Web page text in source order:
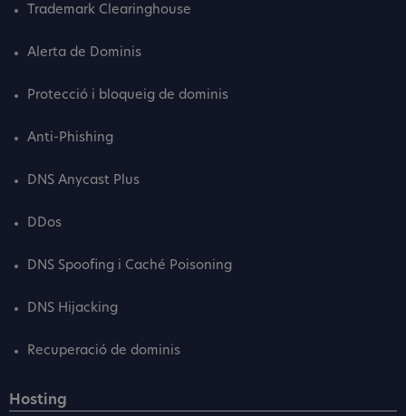
Trademark Clearinghouse
Alerta de Dominis
Protecció i bloqueig de dominis
Anti-Phishing
DNS Anycast Plus
DDos
DNS Spoofing i Caché Poisoning
DNS Hijacking
Recuperació de dominis
Hosting